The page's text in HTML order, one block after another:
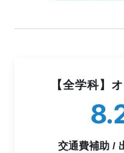
【全学科】
8
交通費補助 /